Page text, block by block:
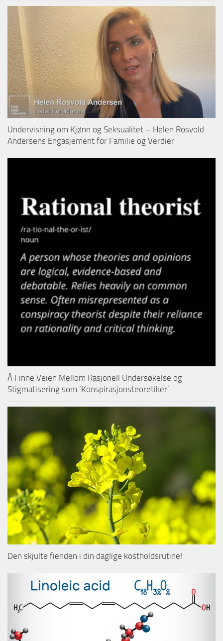
Undervisning om Kjønn og Seksualitet – Helen Rosvold
Andersens Engasjement for Familie og Verdier
Å Finne Veien Mellom Rasjonell Undersøkelse og
Stigmatisering som ‘Konspirasjonsteoretiker’
Den skjulte fienden i din daglige kostholdsrutine!